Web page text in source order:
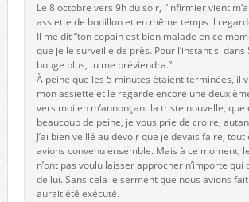
Le 8 octobre vers 9h du soir, l’infirmier vient
assiette de bouillon et en même temps il
Il me dit “ton copain est bien malade en ce
que je le surveille de près. Pour l’instant si
bouge plus, tu me préviendra.”
À peine que les 5 minutes étaient terminées, il
mon assiette et le regarde encore une
vers moi en m’annonçant la triste nouvelle, que
beaucoup de peine, je vous prie de croire,
J’ai bien veillé au devoir que je devais faire, tout
avions convenu ensemble. Mais à ce moment,
n’ont pas voulu laisser approcher n’importe qui
de lui. Sans cela le serment que nous avions
aurait été exécuté.